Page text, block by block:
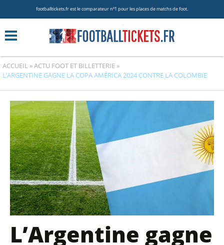
footballtickets.fr est le comparateur nº1 pour les places de matchs de foot.
ACCUEIL »ACTU FOOT ET BILLETTERIE »
L’ARGENTINE GAGNE LA COPA AMÉRICA 2024 CONTRE LA COLOMBIE
L’Argentine gagne